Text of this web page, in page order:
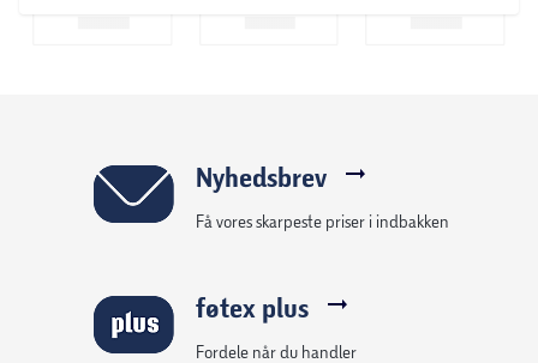
Legesæt med affaldssorteringsbil til børn
Affaldsindsamling er sjovt med den seje LEGO® City
zoome og dreje med 3D-vejledning samt gemme og følge
Nyhedsbrev
Få vores skarpeste priser i indbakken
føtex plus
Fordele når du handler